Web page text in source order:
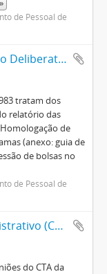
»
de Pessoal de
Resoluções do Conselho Deliberativo (1982-1992)
tratam dos
relatório das
de
(anexo: guia de
de bolsas no
de Pessoal de
Atas do Conselho Técnico-Administrativo (CTA) 1974-1981
do CTA da